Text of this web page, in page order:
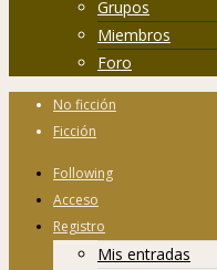
Grupos
Miembros
Foro
No ficción
Ficción
Following
Acceso
Registro
Mis entradas